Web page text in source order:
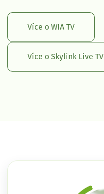
Více o WIA TV
Více o Skylink Live TV